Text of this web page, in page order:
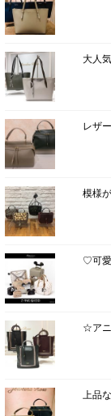
大人
レザ
模様
♡可
☆ア
上品